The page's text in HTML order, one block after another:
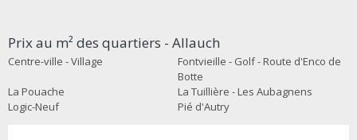
Prix au m² des quartiers - Allauch
Centre-ville - Village
Fontvieille - Golf - Route d'Enco de
Botte
La Pouache
La Tuillière - Les Aubagnens
Logic-Neuf
Pié d'Autry